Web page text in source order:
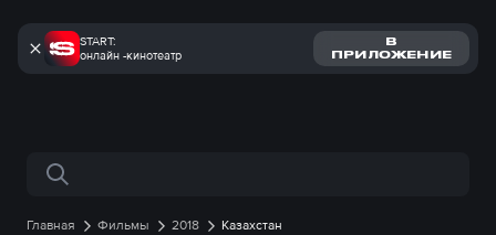
START:
онлайн -кинотеатр
В
ПРИЛОЖЕНИЕ
Поиск по сайту
Главная Фильмы 2018 Казахстан